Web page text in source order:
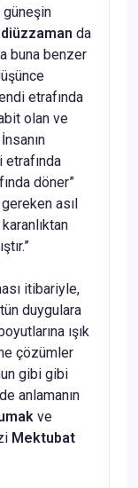
güneşin
da
buna benzer
etrafında
olan ve
etrafında
döner”
asıl
itibariyle,
duygulara
ışık
çözümler
gibi gibi
anlamanın
ve
Mektubat